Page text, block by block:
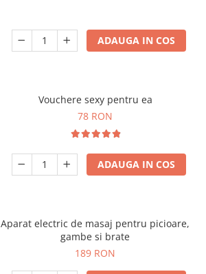
ADAUGA IN COS
Vouchere sexy pentru ea
78 RON
ADAUGA IN COS
Aparat electric de masaj pentru picioare,
gambe si brate
189 RON